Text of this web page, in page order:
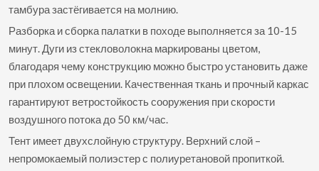
тамбура застёгивается на молнию.
Разборка и сборка палатки в походе выполняется за 10-15
минут. Дуги из стекловолокна маркированы цветом,
благодаря чему конструкцию можно быстро установить даже
при плохом освещении. Качественная ткань и прочный каркас
гарантируют ветростойкость сооружения при скорости
воздушного потока до 50 км/час.
Тент имеет двухслойную структуру. Верхний слой –
непромокаемый полиэстер с полиуретановой пропиткой.